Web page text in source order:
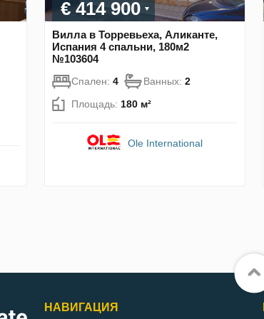
€ 414 900
Вилла в Торревьеха, Аликанте,
Испания 4 спальни, 180м2
№103604
Спален: 4 Ванных: 2
Площадь: 180 м²
Ole International
НАВИГАЦИЯ